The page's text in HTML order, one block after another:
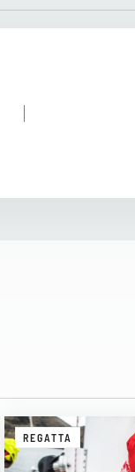
REGATTA